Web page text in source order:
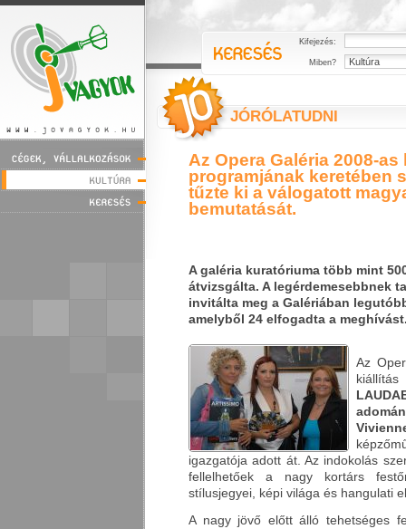
Kifejezés:
Miben?
JÓRÓLATUDNI
Az Opera Galéria 2008-
programjának keretében
tűzte ki a válogatott
bemutatását.
A galéria kuratóriuma több mint
átvizsgálta. A legérdemesebbnek
invitálta meg a Galériában
amelyből 24 elfogadta a
Az
igazgatója adott át. Az indokolás
fellelhetőek a nagy kortárs
stílusjegyei, képi világa és hangulati
A nagy jövő előtt álló tehetséges